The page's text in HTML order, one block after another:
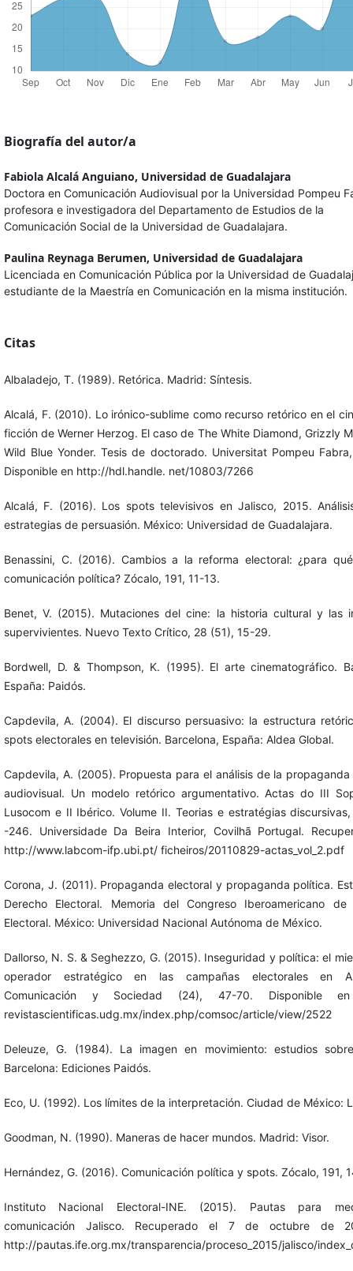
Biografía del autor/a
Fabiola Alcalá Anguiano, Universidad de Guadalajara
Doctora en Comunicación Audiovisual por la Universidad Pompeu
profesora e investigadora del Departamento de Estudios de la
Comunicación Social de la Universidad de Guadalajara.
Paulina Reynaga Berumen, Universidad de Guadalajara
Licenciada en Comunicación Pública por la Universidad de
estudiante de la Maestría en Comunicación en la misma institución.
Citas
Albaladejo, T. (1989). Retórica. Madrid: Síntesis.
Alcalá, F. (2010). Lo irónico-sublime como recurso retórico en el
ficción de Werner Herzog. El caso de The White Diamond, Grizzly
Wild Blue Yonder. Tesis de doctorado. Universitat Pompeu
Disponible en http://hdl.handle. net/10803/7266
Alcalá, F. (2016). Los spots televisivos en Jalisco, 2015.
estrategias de persuasión. México: Universidad de Guadalajara.
Benassini, C. (2016). Cambios a la reforma electoral: ¿para
comunicación política? Zócalo, 191, 11-13.
Benet, V. (2015). Mutaciones del cine: la historia cultural y las
supervivientes. Nuevo Texto Crítico, 28 (51), 15-29.
Bordwell, D. & Thompson, K. (1995). El arte cinematográfico.
España: Paidós.
Capdevila, A. (2004). El discurso persuasivo: la estructura
spots electorales en televisión. Barcelona, España: Aldea Global.
Capdevila, A. (2005). Propuesta para el análisis de la propaganda
audiovisual. Un modelo retórico argumentativo. Actas do III
Lusocom e II Ibérico. Volume II. Teorias e estratégias
-246. Universidade Da Beira Interior, Covilhã Portugal.
http://www.labcom-ifp.ubi.pt/ ficheiros/20110829-actas_vol_2.pdf
Corona, J. (2011). Propaganda electoral y propaganda política.
Derecho Electoral. Memoria del Congreso Iberoamericano de
Electoral. México: Universidad Nacional Autónoma de México.
Dallorso, N. S. & Seghezzo, G. (2015). Inseguridad y política: el
operador estratégico en las campañas electorales en
Comunicación y Sociedad (24), 47-70. Disponible
revistascientificas.udg.mx/index.php/comsoc/article/view/2522
Deleuze, G. (1984). La imagen en movimiento: estudios
Barcelona: Ediciones Paidós.
Eco, U. (1992). Los límites de la interpretación. Ciudad de México:
Goodman, N. (1990). Maneras de hacer mundos. Madrid: Visor.
Hernández, G. (2016). Comunicación política y spots. Zócalo, 191,
Instituto Nacional Electoral-INE. (2015). Pautas para
comunicación Jalisco. Recuperado el 7 de octubre de
http://pautas.ife.org.mx/transparencia/proceso_2015/jalisco/